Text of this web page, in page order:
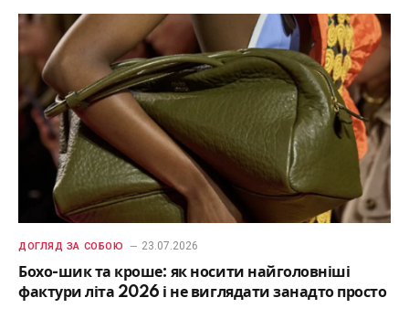
ДОГЛЯД ЗА СОБОЮ 23.07.2026
Бохо-шик та кроше: як носити найголовніші
фактури літа 2026 і не виглядати занадто просто